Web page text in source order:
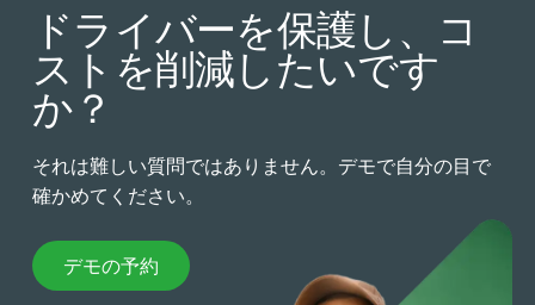
ドライバーを保護し、コ
ストを削減したいです
か？
それは難しい質問ではありません。デモで自分の目で
確かめてください。
デモの予約
デモの予約